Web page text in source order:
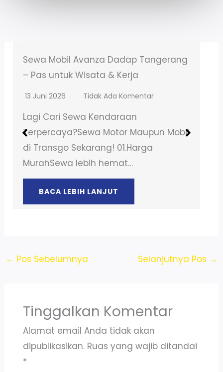
Sewa Motor NMAX Talagasari Balaraja
– Booking Online Mudah
13 Juni 2026 Tidak Ada Komentar
Lagi Cari Sewa Kendaraan
Terpercaya?Sewa Motor Maupun Mobil
di Transgo Sekarang! 01.Harga
MurahSewa lebih hemat…
BACA LEBIH LANJUT
← Pos Sebelumnya Selanjutnya Pos →
Tinggalkan Komentar
Alamat email Anda tidak akan
dipublikasikan. Ruas yang wajib ditandai
*